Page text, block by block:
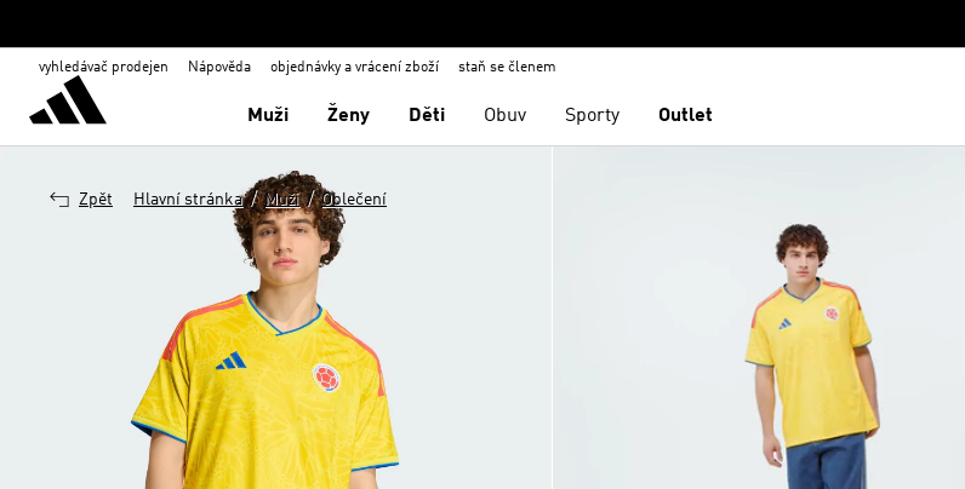
vyhledávač prodejen Nápověda objednávky a vrácení zboží staň se členem
Muži Ženy Děti Obuv Sporty Outlet
Zpět Hlavní stránka / Muži / Oblečení